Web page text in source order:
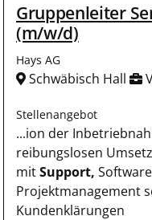
Gruppenleiter
(m/w/d)
Hays AG
Schwäbisch Hall
Stellenangebot
...ion der
reibungslosen
mitSupport,
Projektmanagement
Kundenklärungen